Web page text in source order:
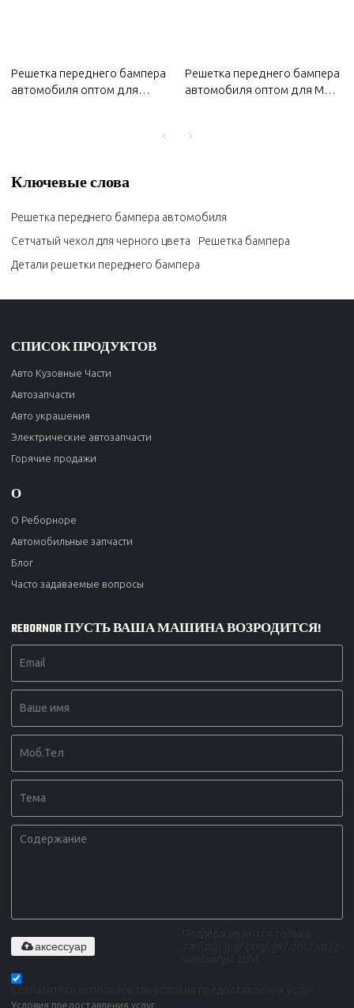
Решетка переднего бампера
автомобиля оптом для
Решетка переднего бампера
автомобиля оптом для MG
температурам | Кузовные
Ключевые слова
Решетка переднего бампера автомобиля
Сетчатый чехол для черного цвета
Решетка бампера
Детали решетки переднего бампера
СПИСОК ПРОДУКТОВ
Авто Кузовные Части
Автозапчасти
Авто украшения
Электрические автозапчасти
Горячие продажи
О
О Реборноре
Автомобильные запчасти
Блог
Часто задаваемые вопросы
REBORNOR ПУСТЬ ВАША МАШИНА ВОЗРОДИТСЯ!
аксессуар
Условия предоставления услуг